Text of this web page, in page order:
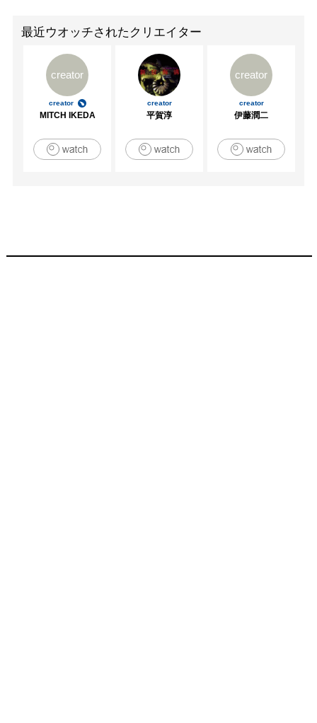
最近ウオッチされたクリエイター
creator
creator
MITCH IKEDA
creator
平賀淳
creator
creator
伊藤潤二